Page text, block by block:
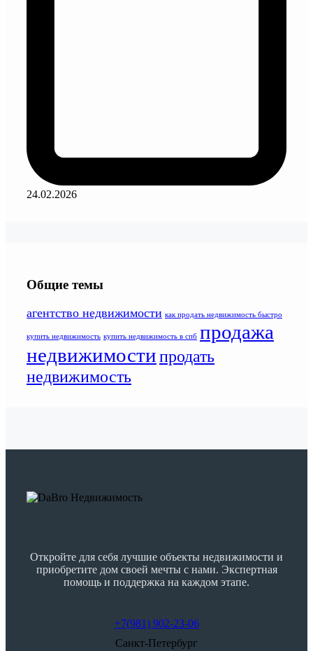
24.02.2026
Общие темы
агентство недвижимости как продать недвижимость быстро
купить недвижимость купить недвижимость в спб продажа
недвижимостипродать
недвижимость
Откройте для себя лучшие объекты недвижимости и
приобретите дом своей мечты с нами. Экспертная
помощь и поддержка на каждом этапе.
+7(981) 902-23-06
Санкт-Петербург